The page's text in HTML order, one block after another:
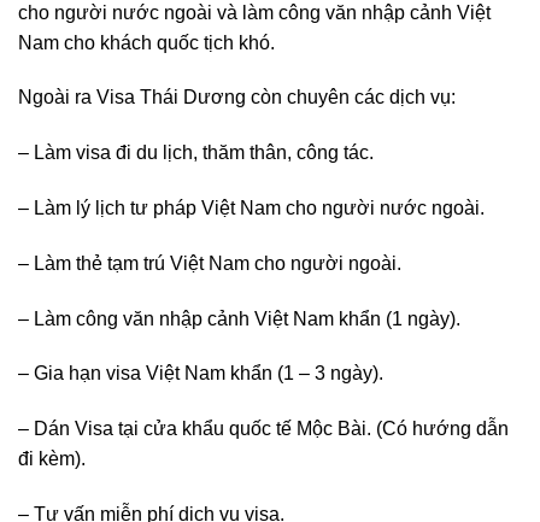
cho người nước ngoài và làm công văn nhập cảnh Việt
Nam cho khách quốc tịch khó.
Ngoài ra Visa Thái Dương còn chuyên các dịch vụ:
– Làm visa đi du lịch, thăm thân, công tác.
– Làm lý lịch tư pháp Việt Nam cho người nước ngoài.
– Làm thẻ tạm trú Việt Nam cho người ngoài.
– Làm công văn nhập cảnh Việt Nam khẩn (1 ngày).
– Gia hạn visa Việt Nam khẩn (1 – 3 ngày).
– Dán Visa tại cửa khẩu quốc tế Mộc Bài. (Có hướng dẫn
đi kèm).
– Tư vấn miễn phí dịch vụ visa.